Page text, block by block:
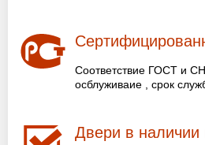
Соответствие ГОСТ и
осблуживаие , срок
Двери в наличии